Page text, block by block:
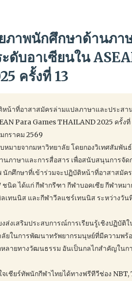
ภาพนักศึกษาด้านภา
ดับอาเซียนใน
ครั้งที่ 13
น้าที่อาสาสมัครล่ามแปลภาษาและประสา
Para Games THAILAND 2025 ครั้งที่
กราคม 2569
มายจากมหาวิทยาลัย โดยกองวิเทศสัมพัน
ภาษาและการสื่อสาร เพื่อสนับสนุนการจั
กศึกษาที่เข้าร่วมจะปฏิบัติหน้าที่อาสาสมัค
นิด ได้แก่ กีฬากรีฑา กีฬาบอคเซีย กีฬาหมา
เทนนิส และกีฬาวีลแชร์เทนนิส ระหว่างวัน
งเสริมประสบการณ์การเรียนรู้เชิงปฏิบัติ
ยในการพัฒนาทรัพยากรมนุษย์ที่มีความพร้
ลายทางวัฒนธรรม อันเป็นกลไกสำคัญในก
ยร์ทัพนักกีฬาไทยได้ทางฟรีทีวีช่อง NBT,